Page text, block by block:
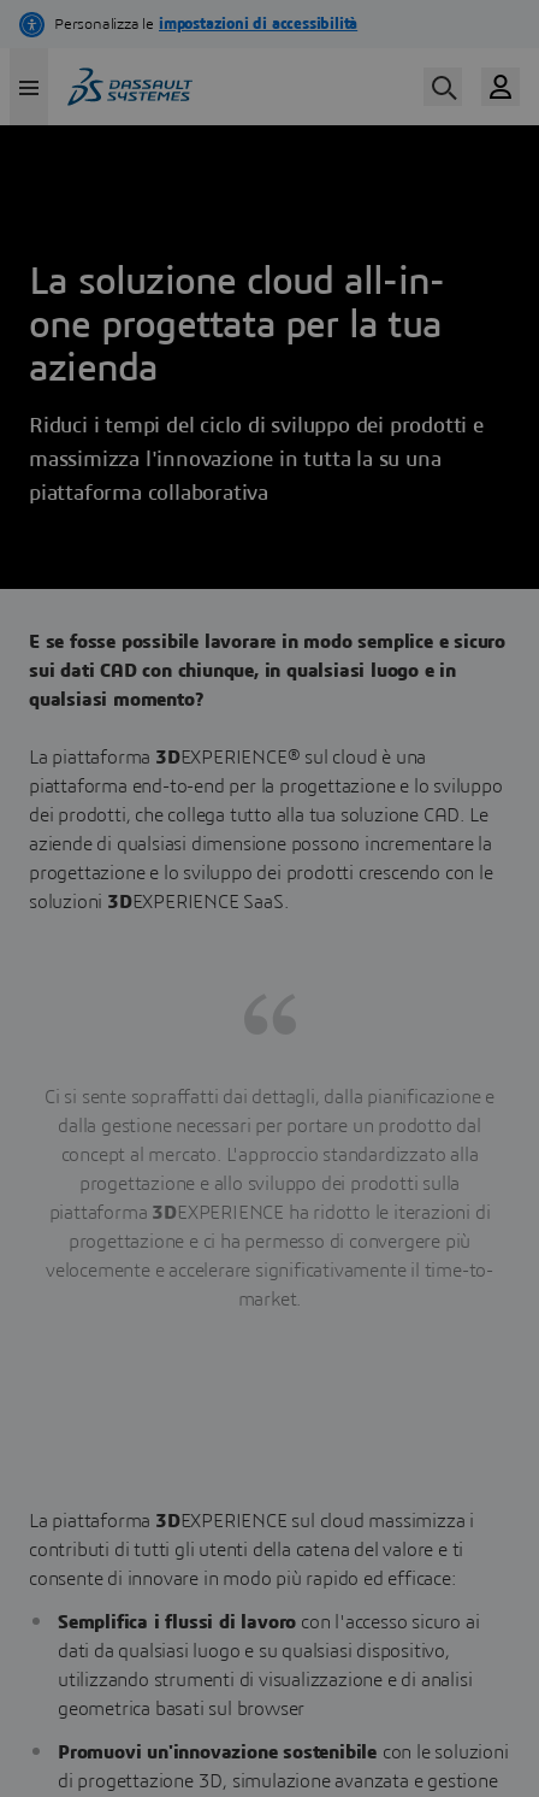
Skip
content
La soluzione cloud all-in-
one progettata per la tua
azienda
Riduci i tempi del ciclo di sviluppo dei prodotti e
massimizza l'innovazione in tutta la su una
piattaforma collaborativa
E se fosse possibile lavorare in modo semplice e sicuro
sui dati CAD con chiunque, in qualsiasi luogo e in
qualsiasi momento?
La piattaforma 3DEXPERIENCE® sul cloud è una
piattaforma end-to-end per la progettazione e lo sviluppo
dei prodotti, che collega tutto alla tua soluzione CAD. Le
aziende di qualsiasi dimensione possono incrementare la
progettazione e lo sviluppo dei prodotti crescendo con le
soluzioni 3DEXPERIENCE SaaS.
Ci si sente sopraffatti dai dettagli, dalla pianificazione e
dalla gestione necessari per portare un prodotto dal
concept al mercato. L'approccio standardizzato alla
progettazione e allo sviluppo dei prodotti sulla
piattaforma 3D EXPERIENCE ha ridotto le iterazioni di
progettazione e ci ha permesso di convergere più
velocemente e accelerare significativamente il time-to-
market.
La piattaforma 3DEXPERIENCE sul cloud massimizza i
contributi di tutti gli utenti della catena del valore e ti
consente di innovare in modo più rapido ed efficace:
Semplifica i flussi di lavoro con l'accesso sicuro ai
dati da qualsiasi luogo e su qualsiasi dispositivo,
utilizzando strumenti di visualizzazione e di analisi
geometrica basati sul browser
Promuovi un'innovazione sostenibile con le soluzioni
di progettazione 3D, simulazione avanzata e gestione